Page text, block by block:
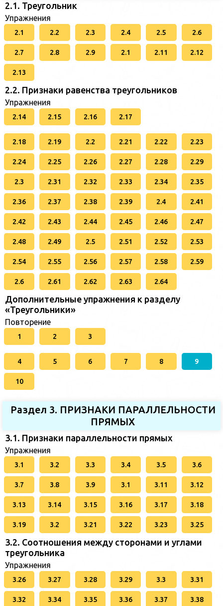
2.1. Треугольник
Упражнения
2.1 2.2 2.3 2.4 2.5 2.6
2.7 2.8 2.9 2.1 2.11 2.12
2.13
2.2. Признаки равенства треугольников
Упражнения
2.14 2.15 2.16 2.17
2.18 2.19 2.2 2.21 2.22 2.23
2.24 2.25 2.26 2.27 2.28 2.29
2.3 2.31 2.32 2.33 2.34 2.35
2.36 2.37 2.38 2.39 2.4 2.41
2.42 2.43 2.44 2.45 2.46 2.47
2.48 2.49 2.5 2.51 2.52 2.53
2.54 2.55 2.56 2.57 2.58 2.59
2.6 2.61 2.62 2.63 2.64
Дополнительные упражнения к разделу
«Треугольники»
Повторение
1 2 3
4 5 6 7 8 9
10
Раздел 3. ПРИЗНАКИ ПАРАЛЛЕЛЬНОСТИ
ПРЯМЫХ
3.1. Признаки параллельности прямых
Упражнения
3.1 3.2 3.3 3.4 3.5 3.6
3.7 3.8 3.9 3.1 3.11 3.12
3.13 3.14 3.15 3.16 3.17 3.18
3.19 3.2 3.21 3.22 3.23 3.25
3.2. Соотношения между сторонами и углами
треугольника
Упражнения
3.26 3.27 3.28 3.29 3.3 3.31
3.32 3.34 3.35 3.36 3.37 3.38